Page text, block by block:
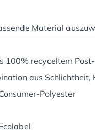
Material
100% recyceltem
aus
Polyester